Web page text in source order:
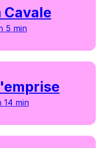
Cavale
5 min
14 min